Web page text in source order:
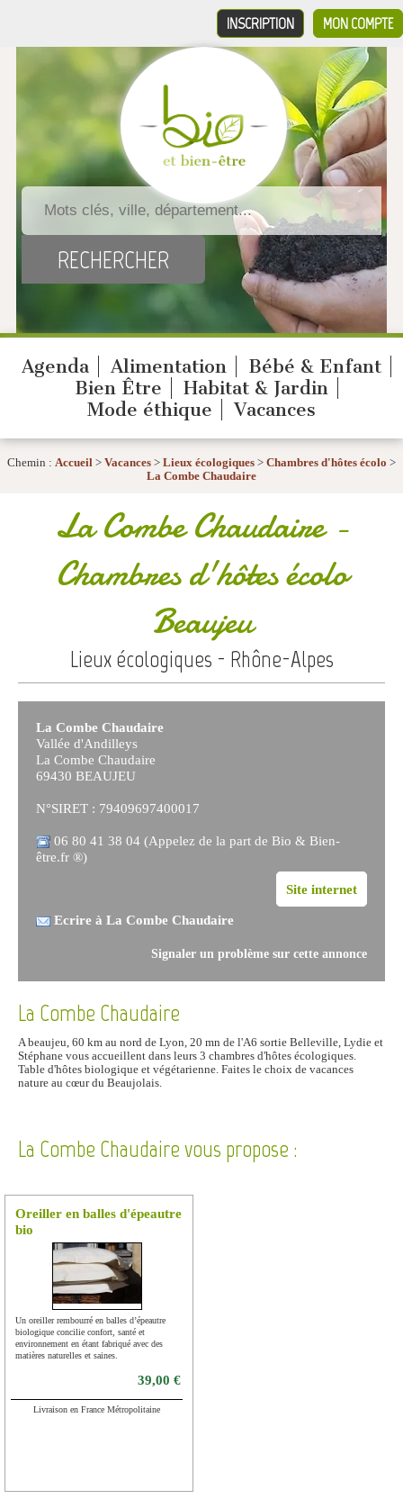
MON COMPTE
INSCRIPTION
Agenda Alimentation
Bébé & Enfant
Bien Être
Habitat & Jardin
Mode éthique
Vacances
Chemin : Accueil > Vacances > Lieux écologiques > Chambres d'hôtes écolo >
La Combe Chaudaire
La Combe Chaudaire-
Chambres d'hôtes écolo
Beaujeu
Lieux écologiques - Rhône-Alpes
La Combe Chaudaire
Vallée d'Andilleys
La Combe Chaudaire
69430 BEAUJEU
N°SIRET : 79409697400017
06 80 41 38 04 (Appelez de la part de Bio & Bien-
être.fr ®)
Site internet
Ecrire à La Combe Chaudaire
Signaler un problème sur cette annonce
La Combe Chaudaire
A beaujeu, 60 km au nord de Lyon, 20 mn de l'A6 sortie Belleville, Lydie et
Stéphane vous accueillent dans leurs 3 chambres d'hôtes écologiques.
Table d'hôtes biologique et végétarienne. Faites le choix de vacances
nature au cœur du Beaujolais.
La Combe Chaudaire vous propose :
Oreiller en balles d'épeautre
bio
Un oreiller rembourré en balles d’épeautre
biologique concilie confort, santé et
environnement en étant fabriqué avec des
matières naturelles et saines.
39,00 €
Livraison en France Métropolitaine